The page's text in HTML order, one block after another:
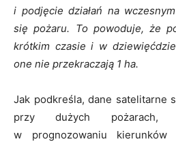
i podjęcie działań na
się pożaru. To powoduje, że
krótkim czasie i w
one nie przekraczają 1 ha.
Jak podkreśla, dane satelitarne
przy dużych pożarach,
w prognozowaniu kierunków